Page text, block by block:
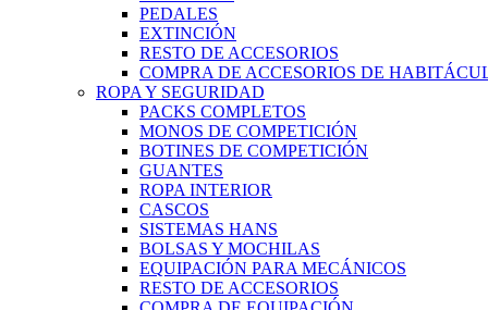
PEDALES
EXTINCIÓN
RESTO DE ACCESORIOS
COMPRA DE ACCESORIOS DE
ROPA Y SEGURIDAD
PACKS COMPLETOS
MONOS DE COMPETICIÓN
BOTINES DE COMPETICIÓN
GUANTES
ROPA INTERIOR
CASCOS
SISTEMAS HANS
BOLSAS Y MOCHILAS
EQUIPACIÓN PARA MECÁNICOS
RESTO DE ACCESORIOS